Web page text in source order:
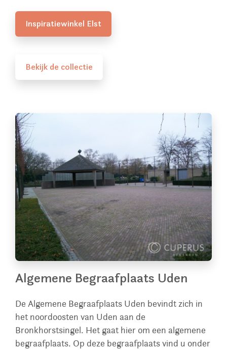
Inspiratiewinkel Elst
Bekijk de collectie
Algemene Begraafplaats Uden
De Algemene Begraafplaats Uden bevindt zich in
het noordoosten van Uden aan de
Bronkhorstsingel. Het gaat hier om een algemene
begraafplaats. Op deze begraafplaats vind u onder